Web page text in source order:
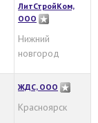
ЛитСтройКом,
ООО
Нижний
новгород
ЖДС, ООО
Красноярск